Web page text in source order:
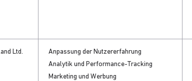
Ltd.
Anpassung der Nutzererfahrung
Analytik und Performance-Tracking
Marketing und Werbung